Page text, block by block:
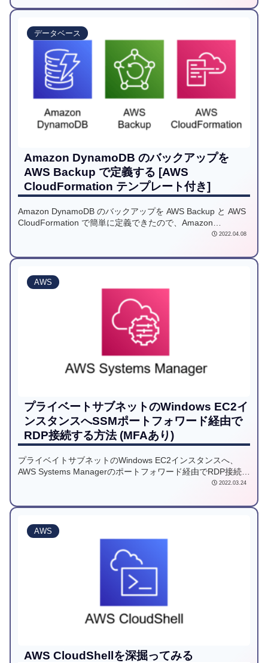
Archive Access tier」を利用するパターンも用意しています。
データベース
Amazon DynamoDB のバックアップを
AWS Backup で定義する [AWS
CloudFormation テンプレート付き]
Amazon DynamoDB のバックアップを AWS Backup と AWS
CloudFormation で簡単に定義できたので、Amazon
2022.04.08
AWS
プライベートサブネットのWindows EC2イ
ンスタンスへSSMポートフォワード経由で
RDP接続する方法 (MFAあり)
プライベイトサブネットのWindows EC2インスタンスへ、
AWS Systems Managerのポートフォワード経由でRDP接続す
る方法を解説します。MFA有効にしている場合の接続方法も
2022.03.24
AWS
AWS CloudShellを深掘ってみる